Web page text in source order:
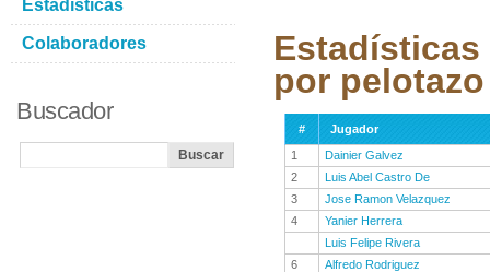
Estadísticas
por pelotazo
#
Jugador
1
Dainier Galvez
2
Luis Abel Castro De
3
Jose Ramon Velazquez
4
Yanier Herrera
Luis Felipe Rivera
6
Alfredo Rodriguez
Estadísticas
Colaboradores
Buscador